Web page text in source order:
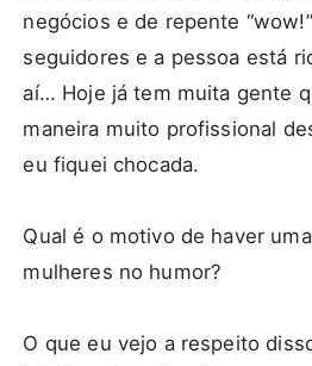
negócios e de repente
seguidores e a pessoa está
aí… Hoje já tem muita gente
maneira muito profissional
eu fiquei chocada.
Qual é o motivo de haver
mulheres no humor?
O que eu vejo a respeito